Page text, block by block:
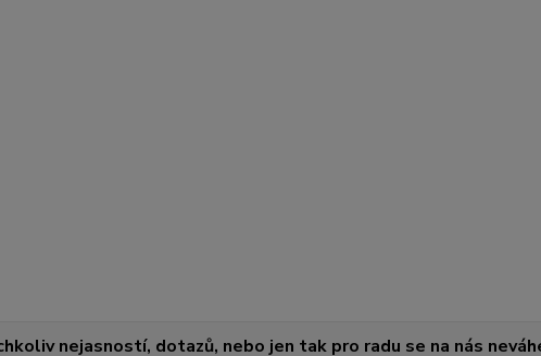
nejasností, dotazů, nebo jen tak pro radu se na nás